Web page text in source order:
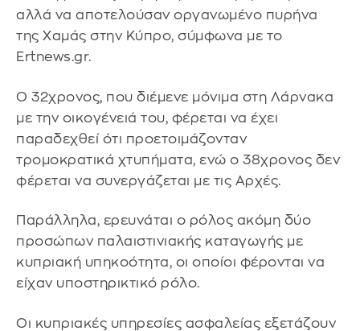
αλλά να αποτελούσαν οργανωμένο πυρήνα
της Χαμάς στην Κύπρo, σύμφωνα με το
Ertnews.gr.
Ο 32χρονος, που διέμενε μόνιμα στη Λάρνακα
με την οικογένειά του, φέρεται να έχει
παραδεχθεί ότι προετοιμάζονταν
τρομοκρατικά χτυπήματα, ενώ ο 38χρονος δεν
φέρεται να συνεργάζεται με τις Αρχές.
Παράλληλα, ερευνάται ο ρόλος ακόμη δύο
προσώπων παλαιστινιακής καταγωγής με
κυπριακή υπηκοότητα, οι οποίοι φέρονται να
είχαν υποστηρικτικό ρόλο.
Οι κυπριακές υπηρεσίες ασφαλείας εξετάζουν